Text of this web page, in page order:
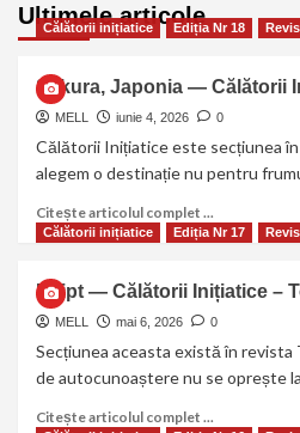
Ultimele articole
Călătorii inițiatice Ediția Nr 18
Sakura, Japonia — Călătorii
MELL iunie 4, 2026 0
Călătorii Inițiatice este secțiunea
alegem o destinație nu pentru
Citește articolul complet ...
Călătorii inițiatice Ediția Nr 17
Egipt — Călătorii Inițiatice –
MELL mai 6, 2026 0
Secțiunea aceasta există în
de autocunoaștere nu se oprește
Citește articolul complet ...